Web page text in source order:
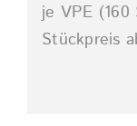
je VPE (160
Stückpreis